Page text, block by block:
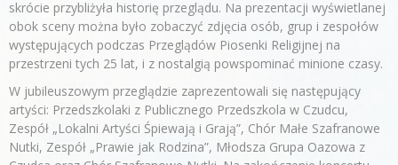
skrócie przybliżyła historię przeglądu. Na prezentacji wyświetlanej
obok sceny można było zobaczyć zdjęcia osób, grup i zespołów
występujących podczas Przeglądów Piosenki Religijnej na
przestrzeni tych 25 lat, i z nostalgią powspominać minione czasy.
W jubileuszowym przeglądzie zaprezentowali się następujący
artyści: Przedszkolaki z Publicznego Przedszkola w Czudcu,
Zespół „Lokalni Artyści Śpiewają i Grają”, Chór Małe Szafranowe
Nutki, Zespół „Prawie jak Rodzina”, Młodsza Grupa Oazowa z